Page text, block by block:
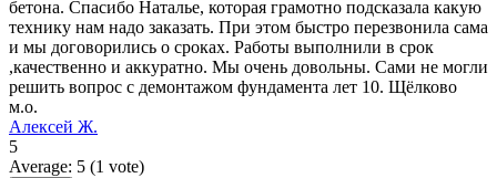
бетона. Спасибо Наталье, которая грамотно подсказала какую
технику нам надо заказать. При этом быстро перезвонила сама
и мы договорились о сроках. Работы выполнили в срок
,качественно и аккуратно. Мы очень довольны. Сами не могли
решить вопрос с демонтажом фундамента лет 10. Щёлково
м.о.
Алексей Ж.
5
Average: 5 (1 vote)